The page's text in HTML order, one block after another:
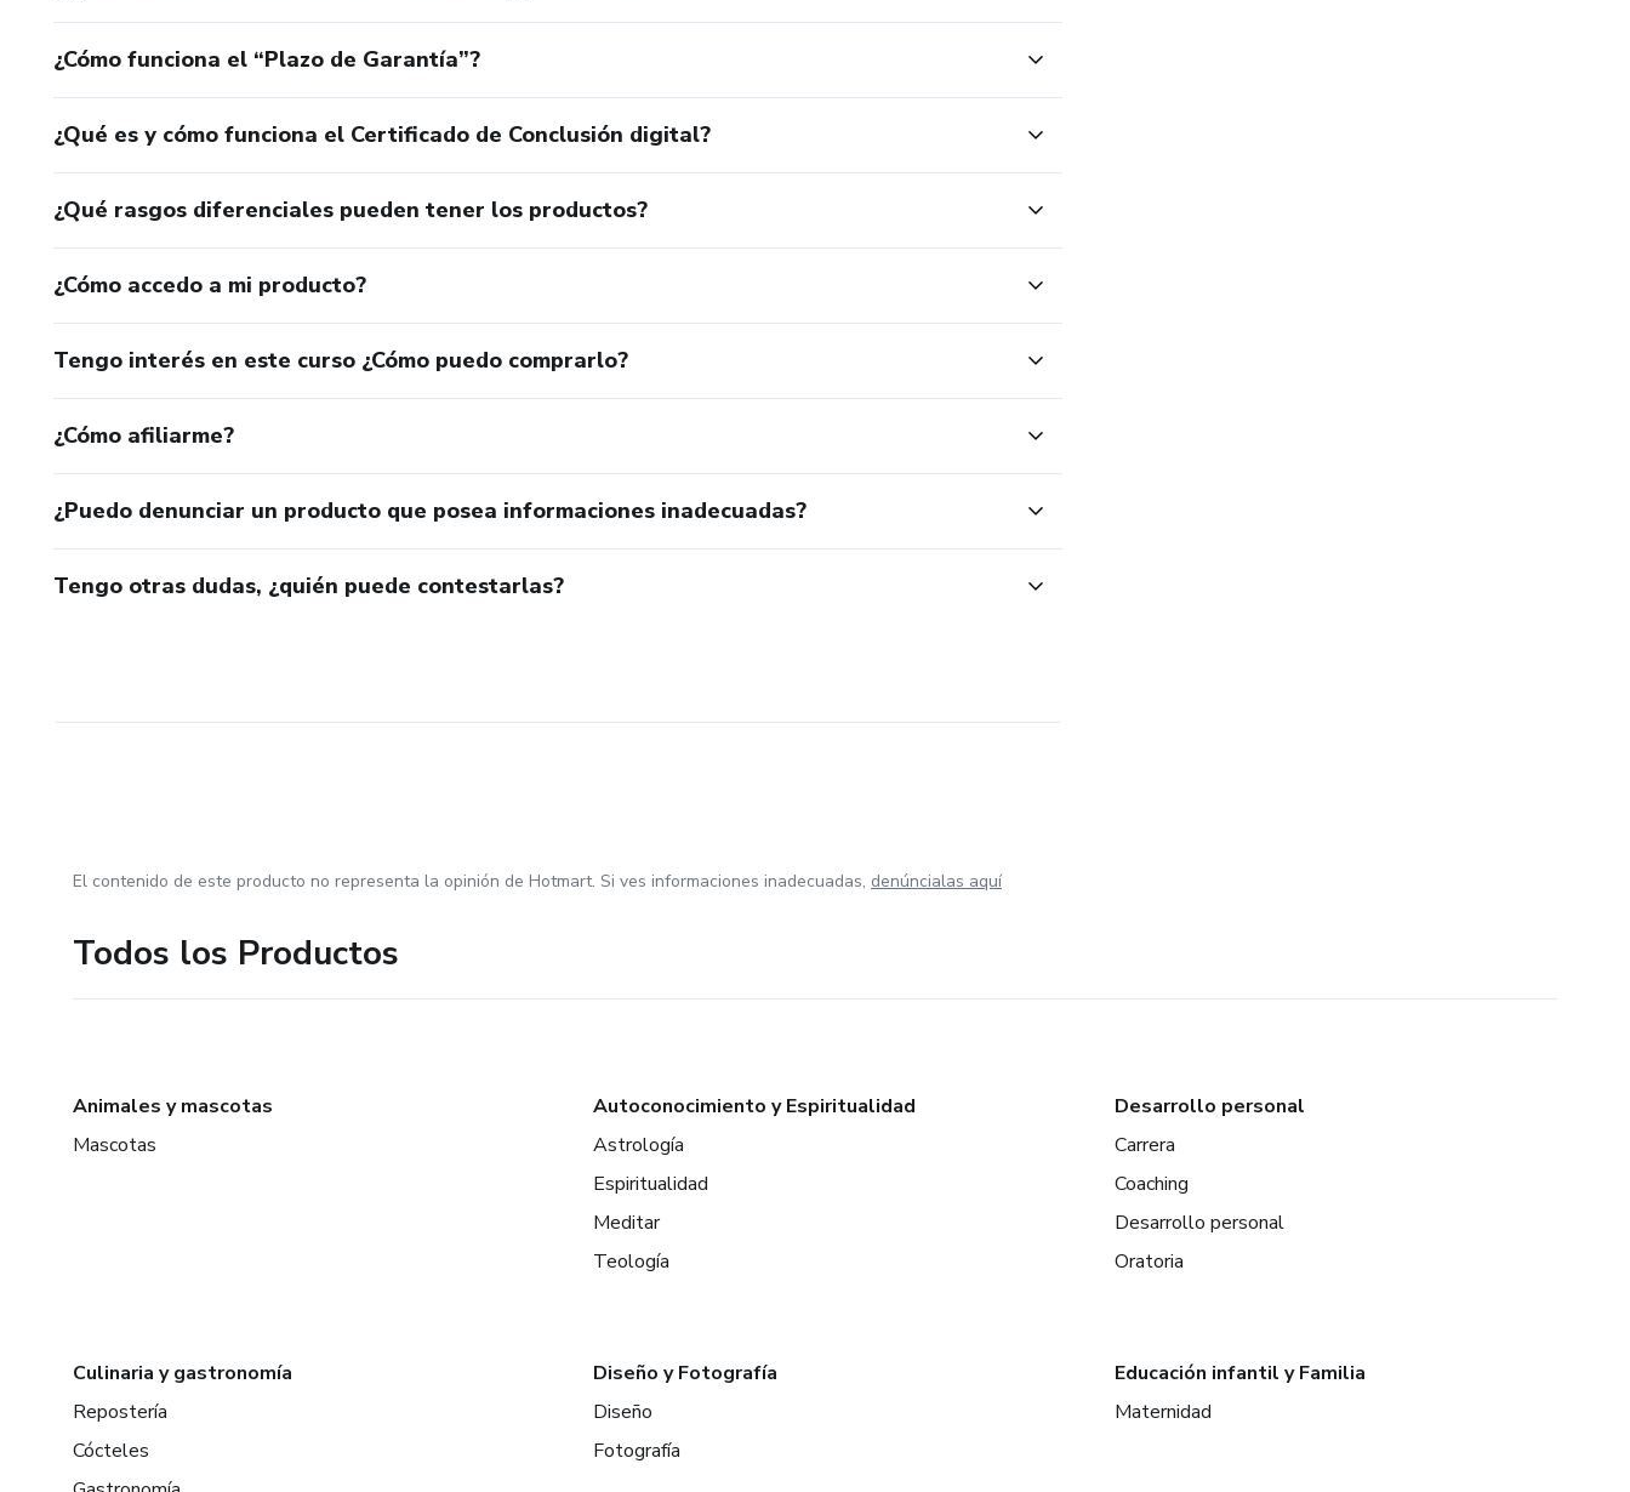
¿Cómo funciona el “Plazo de Garantía”?
¿Qué es y cómo funciona el Certificado de Conclusión digital?
¿Qué rasgos diferenciales pueden tener los productos?
¿Cómo accedo a mi producto?
Tengo interés en este curso ¿Cómo puedo comprarlo?
¿Cómo afiliarme?
¿Puedo denunciar un producto que posea informaciones inadecuadas?
Tengo otras dudas, ¿quién puede contestarlas?
El contenido de este producto no representa la opinión de Hotmart. Si ves informaciones inadecuadas, denúncialas aquí
Todos los Productos
Animales y mascotas
Mascotas
Autoconocimiento y Espiritualidad
Astrología
Espiritualidad
Meditar
Teología
Desarrollo personal
Carrera
Coaching
Desarrollo personal
Oratoria
Culinaria y gastronomía
Repostería
Cócteles
Diseño y Fotografía
Diseño
Fotografía
Educación infantil y Familia
Maternidad